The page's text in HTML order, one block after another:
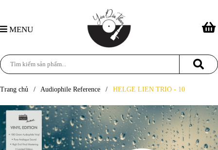
MENU
Trang chủ / Audiophile Reference / HELGE LIEN TRIO - 10